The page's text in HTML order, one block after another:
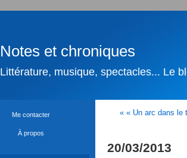
Notes et chroniques
Littérature, musique, spectacles... Le
Me contacter
À propos
« « Un arc dans le
20/03/2013